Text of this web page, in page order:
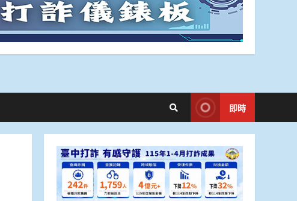
即時